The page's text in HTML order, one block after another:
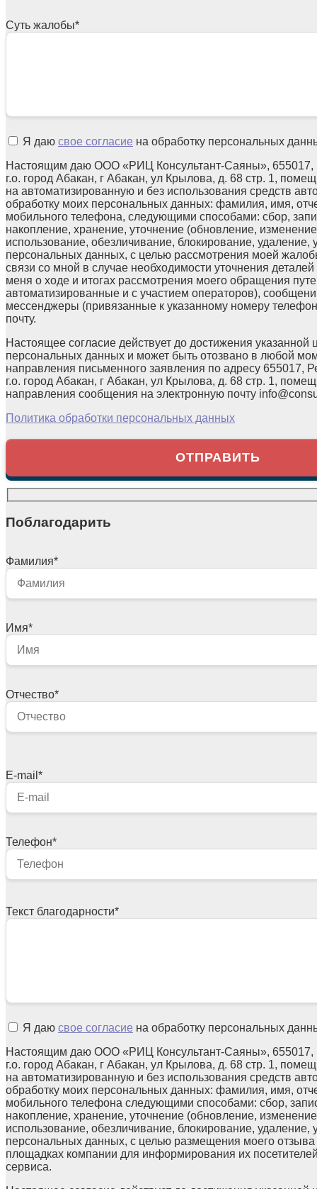
Суть жалобы*
Я даю свое согласие на обработку персональных
Настоящим даю ООО «РИЦ Консультант-Саяны», 655017,
г.о. город Абакан, г Абакан, ул Крылова, д. 68 стр. 1,
на автоматизированную и без использования средств
обработку моих персональных данных: фамилия, имя,
мобильного телефона, следующими способами: сбор,
накопление, хранение, уточнение (обновление,
использование, обезличивание, блокирование, удаление,
персональных данных, с целью рассмотрения моей
связи со мной в случае необходимости уточнения
меня о ходе и итогах рассмотрения моего обращения
автоматизированные и с участием операторов),
мессенджеры (привязанные к указанному номеру
почту.
Настоящее согласие действует до достижения указанной
персональных данных и может быть отозвано в любой
направления письменного заявления по адресу 655017,
г.о. город Абакан, г Абакан, ул Крылова, д. 68 стр. 1,
направления сообщения на электронную почту
Политика обработки персональных данных
Поблагодарить
Фамилия*
Имя*
Отчество*
E-mail *
Телефон*
Текст благодарности*
Я даю свое согласие на обработку персональных
Настоящим даю ООО «РИЦ Консультант-Саяны», 655017,
г.о. город Абакан, г Абакан, ул Крылова, д. 68 стр. 1,
на автоматизированную и без использования средств
обработку моих персональных данных: фамилия, имя,
мобильного телефона следующими способами: сбор,
накопление, хранение, уточнение (обновление,
использование, обезличивание, блокирование, удаление,
персональных данных, с целью размещения моего
площадках компании для информирования их
сервиса.